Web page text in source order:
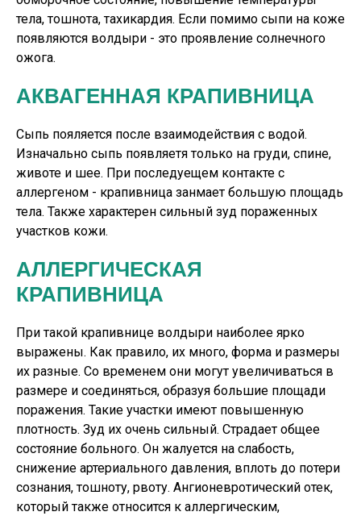
тела, тошнота, тахикардия. Если помимо сыпи на коже
появляются волдыри - это проявление солнечного
ожога.
АКВАГЕННАЯ КРАПИВНИЦА
Сыпь пояляется после взаимодействия с водой.
Изначально сыпь появляетя только на груди, спине,
животе и шее. При последуещем контакте с
аллергеном - крапивница занмает большую площадь
тела. Также характерен сильный зуд пораженных
участков кожи.
АЛЛЕРГИЧЕСКАЯ
КРАПИВНИЦА
При такой крапивнице волдыри наиболее ярко
выражены. Как правило, их много, форма и размеры
их разные. Со временем они могут увеличиваться в
размере и соединяться, образуя большие площади
поражения. Такие участки имеют повышенную
плотность. Зуд их очень сильный. Страдает общее
состояние больного. Он жалуется на слабость,
снижение артериального давления, вплоть до потери
сознания, тошноту, рвоту. Ангионевротический отек,
который также относится к аллергическим,